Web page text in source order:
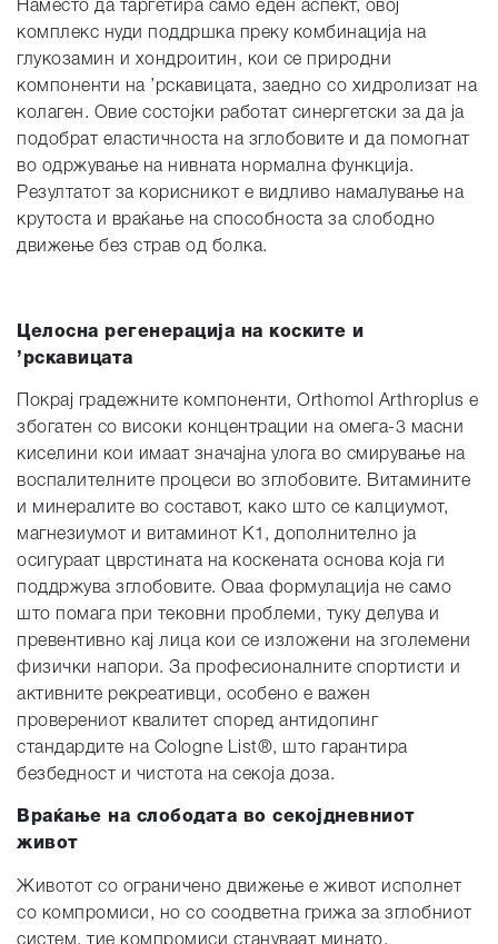
Наместо да таргетира само еден аспект, овој
комплекс нуди поддршка преку комбинација на
глукозамин и хондроитин, кои се природни
компоненти на ’рскавицата, заедно со хидролизат на
колаген. Овие состојки работат синергетски за да ја
подобрат еластичноста на зглобовите и да помогнат
во одржување на нивната нормална функција.
Резултатот за корисникот е видливо намалување на
крутоста и враќање на способноста за слободно
движење без страв од болка.
Целосна регенерација на коските и
’рскавицата
Покрај градежните компоненти, Orthomol Arthroplus е
збогатен со високи концентрации на омега-3 масни
киселини кои имаат значајна улога во смирување на
воспалителните процеси во зглобовите. Витамините
и минералите во составот, како што се калциумот,
магнезиумот и витаминот К1, дополнително ја
осигураат цврстината на коскената основа која ги
поддржува зглобовите. Оваа формулација не само
што помага при тековни проблеми, туку делува и
превентивно кај лица кои се изложени на зголемени
физички напори. За професионалните спортисти и
активните рекреативци, особено е важен
проверениот квалитет според антидопинг
стандардите на Cologne List®, што гарантира
безбедност и чистота на секоја доза.
Враќање на слободата во секојдневниот
живот
Животот со ограничено движење е живот исполнет
со компромиси, но со соодветна грижа за зглобниот
систем, тие компромиси стануваат минато.